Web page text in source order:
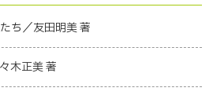
ち／友田明美 著
木正美 著